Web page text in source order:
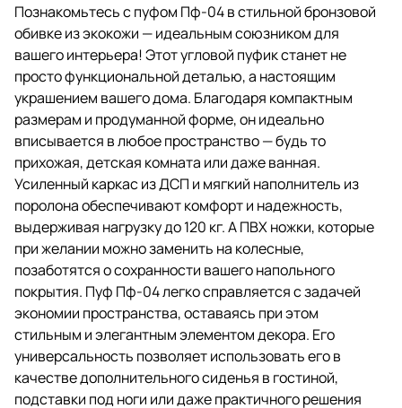
Познакомьтесь с пуфом Пф-04 в стильной бронзовой
обивке из экокожи — идеальным союзником для
вашего интерьера! Этот угловой пуфик станет не
просто функциональной деталью, а настоящим
украшением вашего дома. Благодаря компактным
размерам и продуманной форме, он идеально
вписывается в любое пространство — будь то
прихожая, детская комната или даже ванная.
Усиленный каркас из ДСП и мягкий наполнитель из
поролона обеспечивают комфорт и надежность,
выдерживая нагрузку до 120 кг. А ПВХ ножки, которые
при желании можно заменить на колесные,
позаботятся о сохранности вашего напольного
покрытия. Пуф Пф-04 легко справляется с задачей
экономии пространства, оставаясь при этом
стильным и элегантным элементом декора. Его
универсальность позволяет использовать его в
качестве дополнительного сиденья в гостиной,
подставки под ноги или даже практичного решения